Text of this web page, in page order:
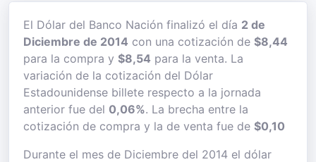
El Dólar del Banco Nación finalizó el día 2 de
Diciembre de 2014 con una cotización de $8,44
para la compra y $8,54 para la venta. La
variación de la cotización del Dólar
Estadounidense billete respecto a la jornada
anterior fue del 0,06%. La brecha entre la
cotización de compra y la de venta fue de $0,10
Durante el mes de Diciembre del 2014 el dólar